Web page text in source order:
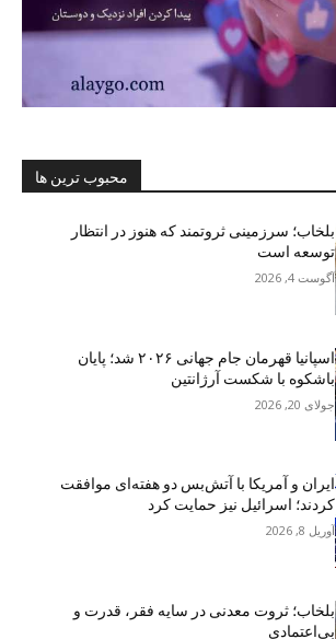
محبوب ترین ها
بلخاب؛ سرزمینی ثروتمند که هنوز در انتظار
توسعه است
آگوست 4, 2026
اسپانیا قهرمان جام جهانی ۲۰۲۶ شد؛ پایان
باشکوه با شکست آرژانتین
جولای 20, 2026
ایران و آمریکا با آتش‌بس دو هفته‌ای موافقت
کردند؛ اسرائیل نیز حمایت کرد
آوریل 8, 2026
بلخاب؛ ثروت معدنی در سایه فقر، قدرت و
بی‌اعتمادی